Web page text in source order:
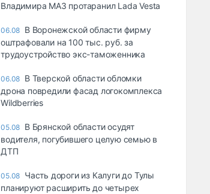
Владимира МАЗ протаранил Lada Vesta
06.08 В Воронежской области фирму
оштрафовали на 100 тыс. руб. за
трудоустройство экс-таможенника
06.08 В Тверской области обломки
дрона повредили фасад логокомплекса
Wildberries
05.08 В Брянской области осудят
водителя, погубившего целую семью в
ДТП
05.08 Часть дороги из Калуги до Тулы
планируют расширить до четырех